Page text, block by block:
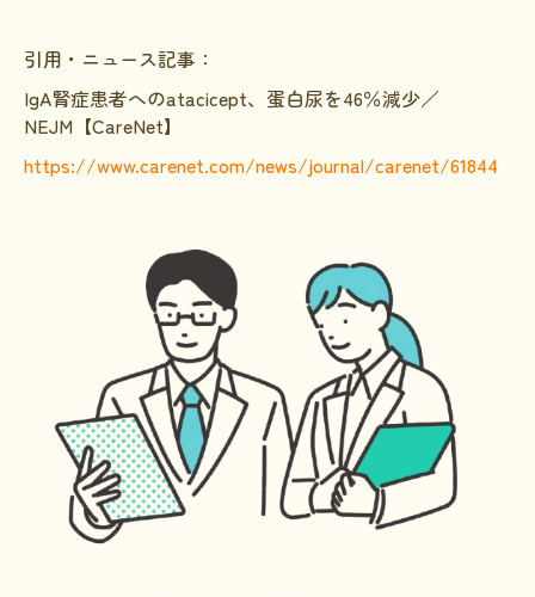
HAM研究班
神経免疫班
当サイトについて
会員登録のメリット
難病患者さんの生活と治療に関する実態調査
引用・ニュース記事：
IgA腎症患者へのatacicept、蛋白尿を46％減少／
NEJM【CareNet】
https://www.carenet.com/news/journal/carenet/61844